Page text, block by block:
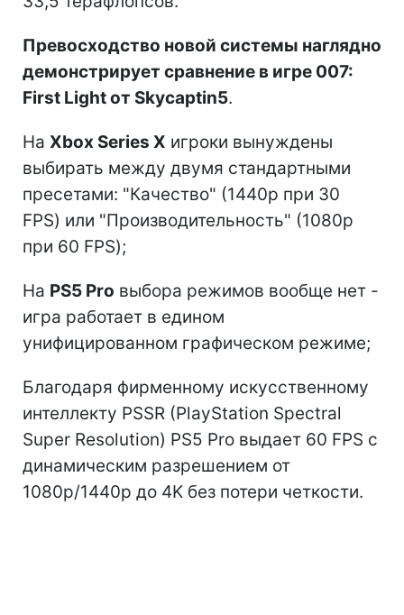
Превосходство новой системы наглядно
демонстрирует сравнение в игре 007:
First Light от Skycaptin5.
На Xbox Series X игроки вынуждены
выбирать между двумя стандартными
пресетами: "Качество" (1440p при 30
FPS) или "Производительность" (1080p
при 60 FPS);
На PS5 Pro выбора режимов вообще нет -
игра работает в едином
унифицированном графическом режиме;
Благодаря фирменному искусственному
интеллекту PSSR (PlayStation Spectral
Super Resolution) PS5 Pro выдает 60 FPS с
динамическим разрешением от
1080p/1440p до 4K без потери четкости.